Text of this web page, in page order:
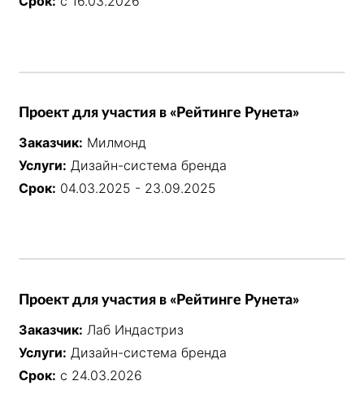
Проект для участия в «Рейтинге Рунета»
Заказчик: Милмонд
Услуги: Дизайн-система бренда
Срок: 04.03.2025 - 23.09.2025
Проект для участия в «Рейтинге Рунета»
Заказчик: Лаб Индастриз
Услуги: Дизайн-система бренда
Срок: с 24.03.2026